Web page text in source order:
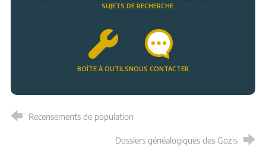
SUJETS DE RECHERCHE
BOÎTE À OUTILSNOUS CONTACTER
Recensements de population
Dossiers généalogiques des Gozis